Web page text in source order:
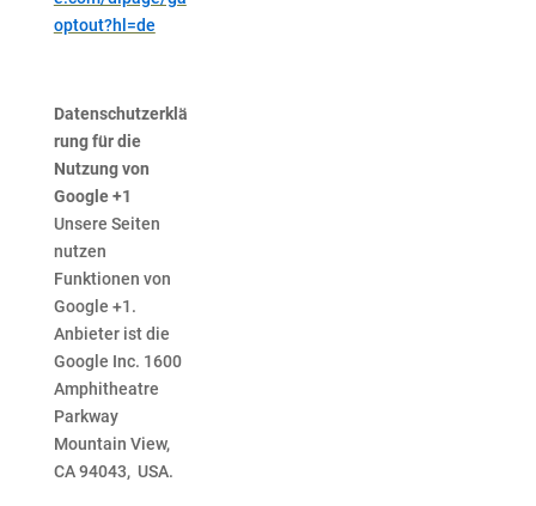
optout?hl=de
Datenschutzerklä
rung für die
Nutzung von
Google +1
Unsere Seiten
nutzen
Funktionen von
Google +1.
Anbieter ist die
Google Inc. 1600
Amphitheatre
Parkway
Mountain View,
CA 94043, USA.